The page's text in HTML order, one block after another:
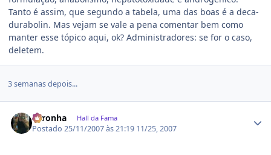
Tanto é assim, que segundo a tabela, uma das boas é a deca-
durabolin. Mas vejam se vale a pena comentar bem como
manter esse tópico aqui, ok? Administradores: se for o caso,
deletem.
3 semanas depois...
coronha Hall da Fama
Postado25/11/2007 às 21:19 11/25, 2007